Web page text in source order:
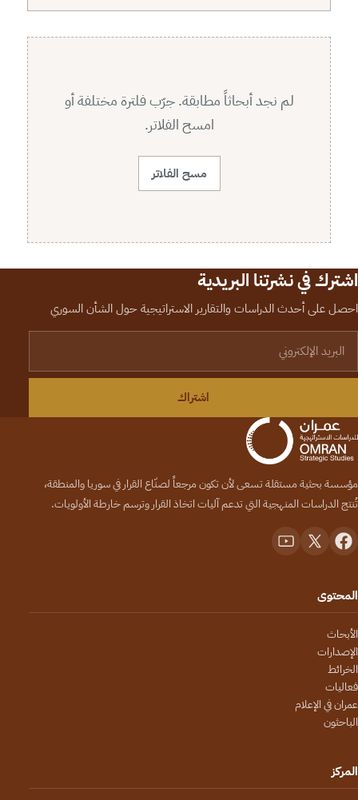
لم نجد أبحاثاً مطابقة. جرّب فلترة مختلفة أو
امسح الفلاتر.
مسح الفلاتر
اشترك في نشرتنا البريدية
احصل على أحدث الدراسات والتقارير الاستراتيجية حول الشأن السوري
اشتراك
مؤسسة بحثية مستقلة تسعى لأن تكون مرجعاً لصنّاع القرار في سوريا والمنطقة،
تُنتج الدراسات المنهجية التي تدعم آليات اتخاذ القرار وترسم خارطة الأولويات.
المحتوى
الأبحاث
الإصدارات
الخرائط
فعاليات
عمران في الإعلام
الباحثون
المركز